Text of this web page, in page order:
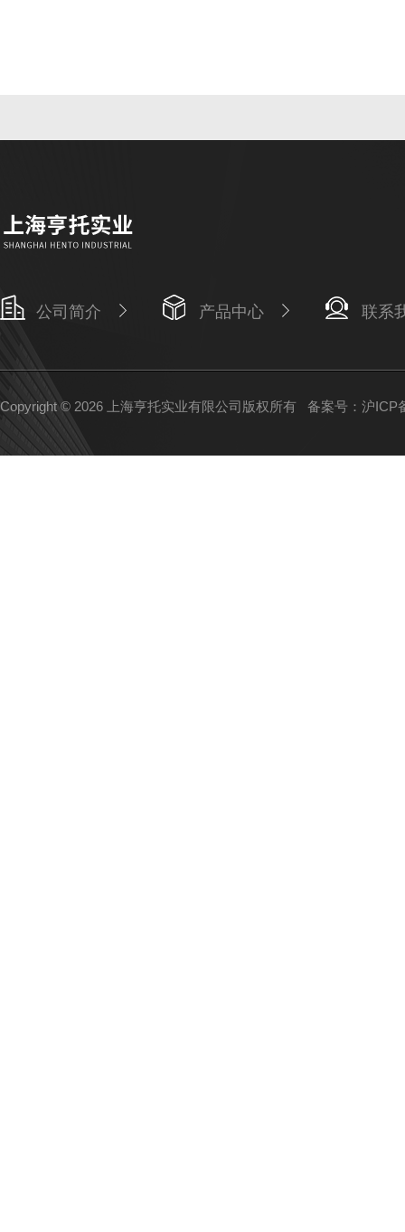
公司简介 产品中心 联系
Copyright © 2026 上海亨托实业有限公司版权所有 备案号：沪ICP